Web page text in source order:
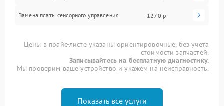
Замена платы сенсорного управления 1270 р
Цены в прайс-листе указаны ориентировочные, без учета
стоимости запчастей.
Записывайтесь на бесплатную диагностику.
Мы проверим ваше устройство и укажем на неисправность.
Показать все услуги